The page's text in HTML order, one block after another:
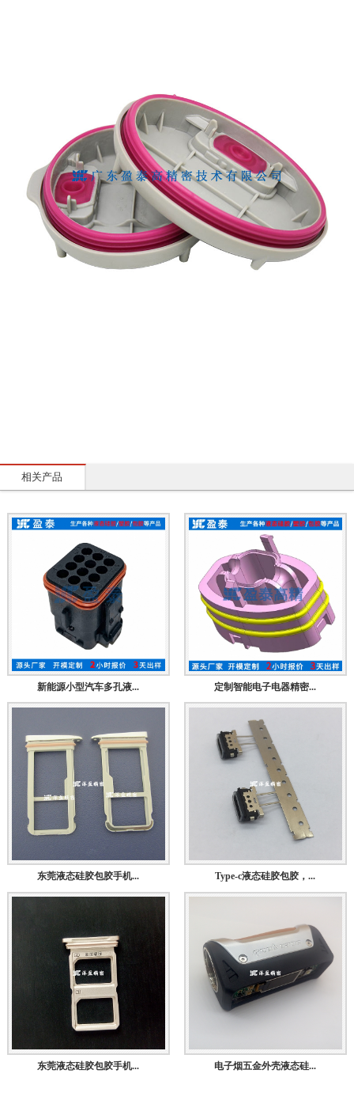
相关产品
新能源小型汽车多孔液... 定制智能电子电器精密...
东莞液态硅胶包胶手机... Type-c液态硅胶包胶，...
东莞液态硅胶包胶手机... 电子烟五金外壳液态硅...